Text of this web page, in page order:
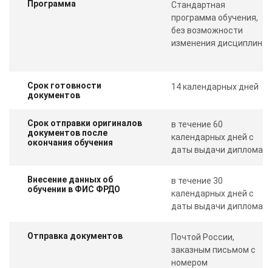
Программа
Стандартная
программа обучения,
без возможности
изменения дисциплин
Срок готовности
документов
14 календарных дней
Срок отправки оригиналов
документов после
окончания обучения
в течение 60
календарных дней с
даты выдачи диплома
Внесение данных об
обучении в ФИС ФРДО
в течение 30
календарных дней с
даты выдачи диплома
Отправка документов
Почтой России,
заказным письмом с
номером